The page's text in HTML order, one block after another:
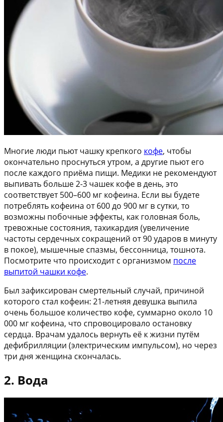
Многие люди пьют чашку крепкого кофе, чтобы
окончательно проснуться утром, а другие пьют его
после каждого приёма пищи. Медики не рекомендуют
выпивать больше 2-3 чашек кофе в день, это
соответствует 500–600 мг кофеина. Если вы будете
потреблять кофеина от 600 до 900 мг в сутки, то
возможны побочные эффекты, как головная боль,
тревожные состояния, тахикардия (увеличение
частоты сердечных сокращений от 90 ударов в минуту
в покое), мышечные спазмы, бессонница, тошнота.
Посмотрите что происходит с организмом после
выпитой чашки кофе.
Был зафиксирован смертельный случай, причиной
которого стал кофеин: 21-летняя девушка выпила
очень большое количество кофе, суммарно около 10
000 мг кофеина, что спровоцировало остановку
сердца. Врачам удалось вернуть её к жизни путём
дефибрилляции (электрическим импульсом), но через
три дня женщина скончалась.
2. Вода